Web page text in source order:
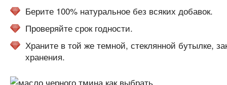
Берите 100% натуральное без всяких добавок.
Проверяйте срок годности.
Храните в той же темной, стеклянной бутылке,
хранения.